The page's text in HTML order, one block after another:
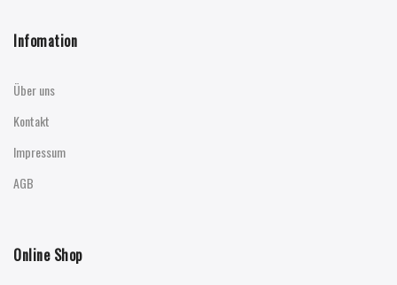
Infomation
Über uns
Kontakt
Impressum
AGB
Online Shop